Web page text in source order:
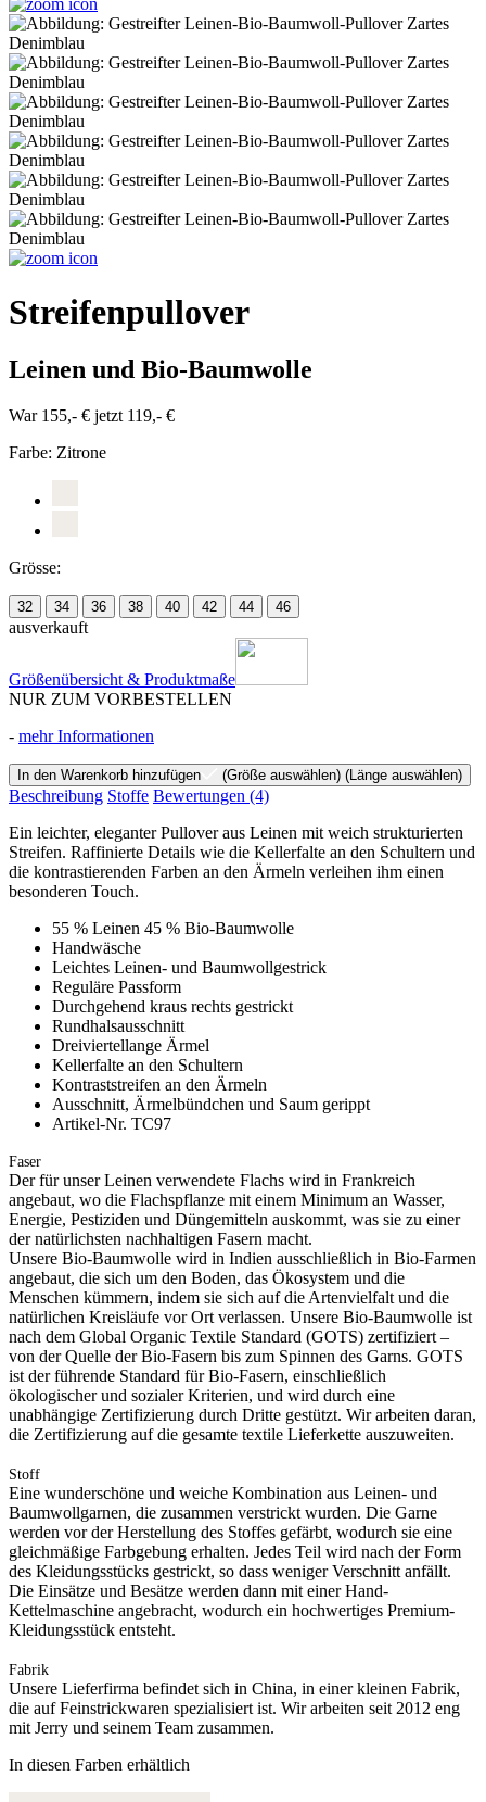
Streifenpullover
Leinen und Bio-Baumwolle
War 155,- € jetzt 119,- €
Farbe: Zitrone
Grösse:
32 34 36 38 40 42 44 46
ausverkauft
Größenübersicht & Produktmaße
NUR ZUM VORBESTELLEN
- mehr Informationen
In den Warenkorb hinzufügen (Größe auswählen) (Länge auswählen)
Beschreibung Stoffe Bewertungen (4)
Ein leichter, eleganter Pullover aus Leinen mit weich strukturierten
Streifen. Raffinierte Details wie die Kellerfalte an den Schultern und
die kontrastierenden Farben an den Ärmeln verleihen ihm einen
besonderen Touch.
55 % Leinen 45 % Bio-Baumwolle
Handwäsche
Leichtes Leinen- und Baumwollgestrick
Reguläre Passform
Durchgehend kraus rechts gestrickt
Rundhalsausschnitt
Dreiviertellange Ärmel
Kellerfalte an den Schultern
Kontraststreifen an den Ärmeln
Ausschnitt, Ärmelbündchen und Saum gerippt
Artikel-Nr. TC97
Faser
Der für unser Leinen verwendete Flachs wird in Frankreich
angebaut, wo die Flachspflanze mit einem Minimum an Wasser,
Energie, Pestiziden und Düngemitteln auskommt, was sie zu einer
der natürlichsten nachhaltigen Fasern macht.
Unsere Bio-Baumwolle wird in Indien ausschließlich in Bio-Farmen
angebaut, die sich um den Boden, das Ökosystem und die
Menschen kümmern, indem sie sich auf die Artenvielfalt und die
natürlichen Kreisläufe vor Ort verlassen. Unsere Bio-Baumwolle ist
nach dem Global Organic Textile Standard (GOTS) zertifiziert –
von der Quelle der Bio-Fasern bis zum Spinnen des Garns. GOTS
ist der führende Standard für Bio-Fasern, einschließlich
ökologischer und sozialer Kriterien, und wird durch eine
unabhängige Zertifizierung durch Dritte gestützt. Wir arbeiten daran,
die Zertifizierung auf die gesamte textile Lieferkette auszuweiten.
Stoff
Eine wunderschöne und weiche Kombination aus Leinen- und
Baumwollgarnen, die zusammen verstrickt wurden. Die Garne
werden vor der Herstellung des Stoffes gefärbt, wodurch sie eine
gleichmäßige Farbgebung erhalten. Jedes Teil wird nach der Form
des Kleidungsstücks gestrickt, so dass weniger Verschnitt anfällt.
Die Einsätze und Besätze werden dann mit einer Hand-
Kettelmaschine angebracht, wodurch ein hochwertiges Premium-
Kleidungsstück entsteht.
Fabrik
Unsere Lieferfirma befindet sich in China, in einer kleinen Fabrik,
die auf Feinstrickwaren spezialisiert ist. Wir arbeiten seit 2012 eng
mit Jerry und seinem Team zusammen.
In diesen Farben erhältlich